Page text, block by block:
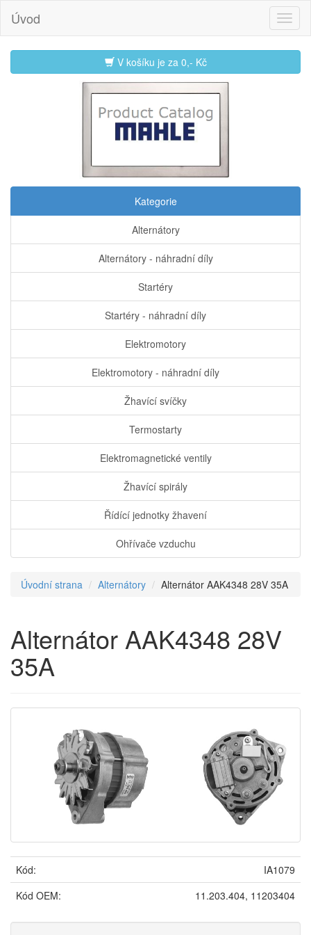
Úvod
V košíku je za 0,- Kč
Kategorie
Alternátory
Alternátory - náhradní díly
Startéry
Startéry - náhradní díly
Elektromotory
Elektromotory - náhradní díly
Žhavící svíčky
Termostarty
Elektromagnetické ventily
Žhavící spirály
Řídící jednotky žhavení
Ohřívače vzduchu
Úvodní strana Alternátory Alternátor AAK4348 28V 35A
Alternátor AAK4348 28V
35A
Kód:
IA1079
Kód OEM:
11.203.404, 11203404